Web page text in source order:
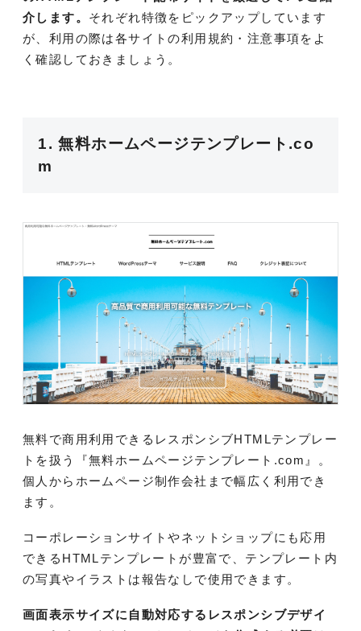
介します。 それぞれ特徴をピックアップしています
が、利用の際は各サイトの利用規約・注意事項をよ
く確認しておきましょう。
1. 無料ホームページテンプレート.co
m
無料で商用利用できるレスポンシブHTMLテンプレー
トを扱う『無料ホームページテンプレート.com』。
個人からホームページ制作会社まで幅広く利用でき
ます。
コーポレーションサイトやネットショップにも応用
できるHTMLテンプレートが豊富で、テンプレート内
の写真やイラストは報告なしで使用できます。
画面表示サイズに自動対応するレスポンシブデザイ